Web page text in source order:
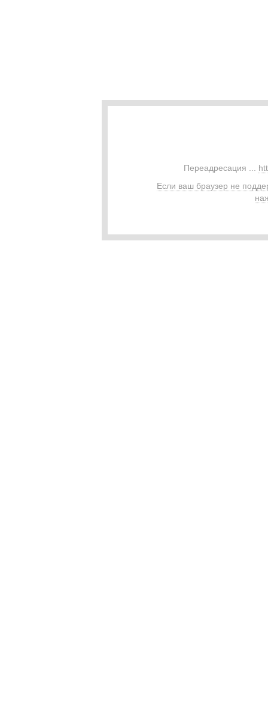
Переадресация ...
Если ваш браузер не